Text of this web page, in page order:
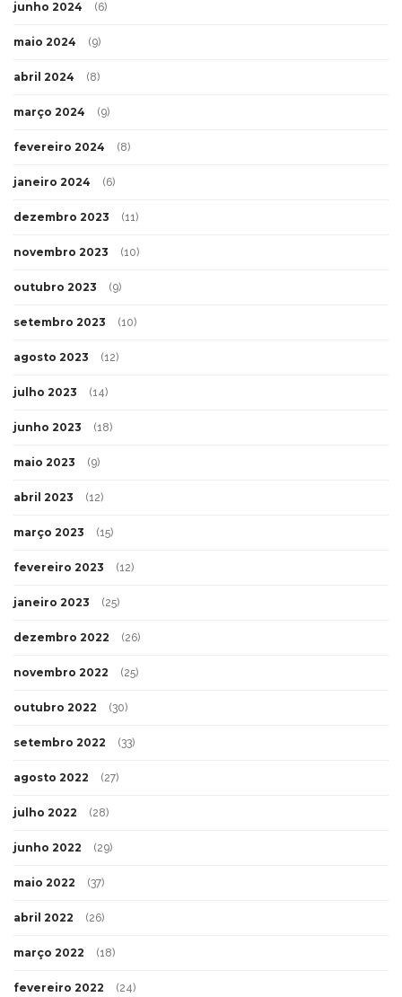
junho 2024 (6)
maio 2024 (9)
abril 2024 (8)
março 2024 (9)
fevereiro 2024 (8)
janeiro 2024 (6)
dezembro 2023 (11)
novembro 2023 (10)
outubro 2023 (9)
setembro 2023 (10)
agosto 2023 (12)
julho 2023 (14)
junho 2023 (18)
maio 2023 (9)
abril 2023 (12)
março 2023 (15)
fevereiro 2023 (12)
janeiro 2023 (25)
dezembro 2022 (26)
novembro 2022 (25)
outubro 2022 (30)
setembro 2022 (33)
agosto 2022 (27)
julho 2022 (28)
junho 2022 (29)
maio 2022 (37)
abril 2022 (26)
março 2022 (18)
fevereiro 2022 (24)